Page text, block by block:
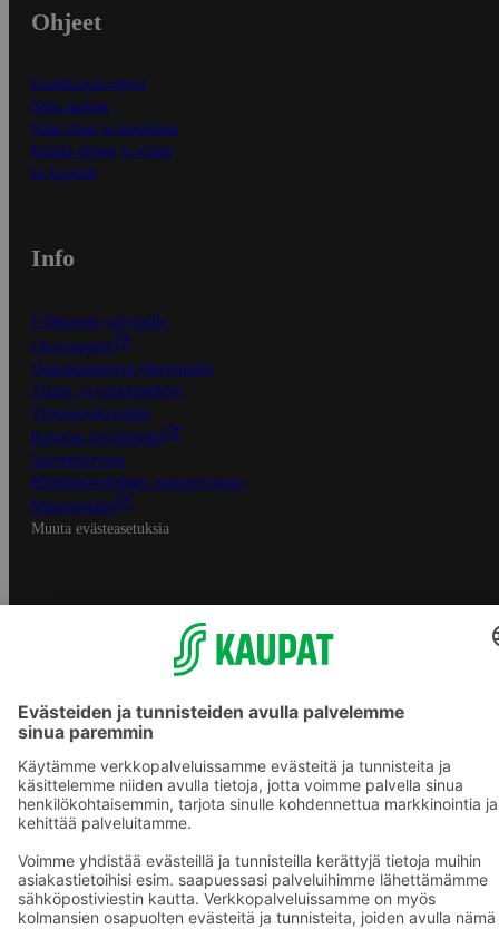
Ohjeet
Ensitilaajan ohjeet
Näin maksat
Näin tilaat ja muokkaat
Kaikki ohjeet ja vinkit
In English
Info
S-Business yrityksille
Oiva-raportit
Osuuskauppojen yhteystiedot
Tilaus- ja toimitusehdot
Tietosuojakäytäntö
Palvelun käyttöehdot
Saavutettavuus
Mobiilisovelluksen saavutettavuus
Mainostajalle
Muuta evästeasetuksia
S-ryhmän palvelut
Asiakasomistajuus
Yhteishyvä Ruoka -sovellus
Prisma.fi
Sokos.fi
S-Pankki
Sokos Hotels
Raflaamo